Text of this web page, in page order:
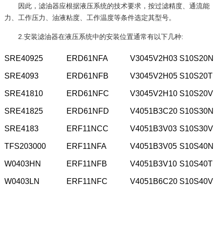
因此，滤油器应根据液压系统的技术要求，按过滤精度、通流能
力、工作压力、油液粘度、工作温度等条件选定其型号。
2.安装滤油器在液压系统中的安装位置通常有以下几种:
SRE40925 ERD61NFA V3045V2H03 S10S20N
SRE4093 ERD61NFB V3045V2H05 S10S20T
SRE41810 ERD61NFC V3045V2H10 S10S20V
SRE41825 ERD61NFD V4051B3C20 S10S30N
SRE4183 ERF11NCC V4051B3V03 S10S30V
TFS203000 ERF11NFA V4051B3V05 S10S40N
W0403HN ERF11NFB V4051B3V10 S10S40T
W0403LN ERF11NFC V4051B6C20 S10S40V